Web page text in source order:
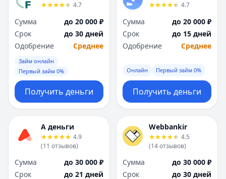
4.7
Сумма
до 20 000 ₽
Срок
до 30 дней
Одобрение
Среднее
Займ онлайн
Первый займ 0%
Получить деньги
4.7
Сумма
до 20 000 ₽
Срок
до 15 дней
Одобрение
Среднее
Онлайн Первый займ 0%
Получить деньги
А деньги
4.9
(11 отзывов)
Сумма
до 30 000 ₽
Срок
до 21 дней
Webbankir
4.5
(14отзывов)
Сумма
до 30 000 ₽
Срок
до 30 дней